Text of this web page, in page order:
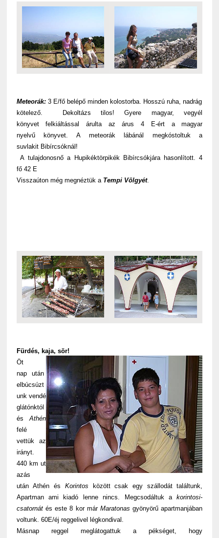
Meteorák:3 E/fő belépő minden kolostorba. Hosszú ruha, nadrág
kötelező. Dekoltázs tilos! Gyere magyar, vegyél
könyvet felkiáltással árulta az árus 4 E-ért a magyar
nyelvű könyvet. A meteorák lábánál megkóstoltuk a
suvlakit Bibírcsóknál!
A tulajdonosnő a Hupikéktörpikék Bibírcsókjára hasonlított. 4
fő 42 E
Visszaúton még megnéztük a Tempi Völgyét.
Fürdés, kaja, sör!
Öt
nap után
elbúcsúzt
unk vendé
glátónktól
ésAthén
felé
vettük az
irányt.
440 km ut
azás
után Athén és Korintos
között csak egy szállodát találtunk,
Apartman ami kiadó lenne nincs. Megcsodáltuk akorintosi-
csatornát és este 8 kor márMaratonasgyönyörű apartmanjában
voltunk. 60E/éj reggelivel légkondival.
Másnap reggel meglátogattuk a pékséget, hogy